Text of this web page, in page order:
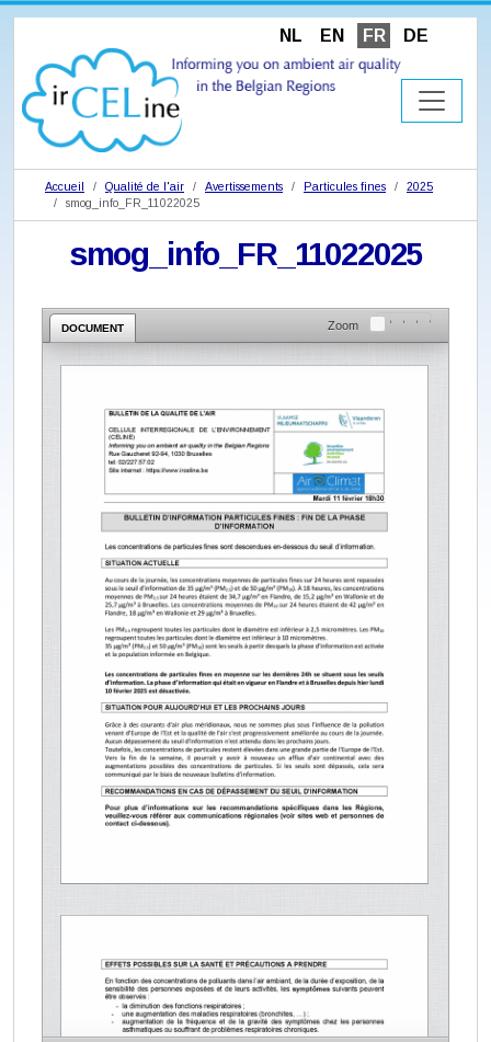
NL EN FR DE
Accueil Qualité de l'air Avertissements Particules fines
2025
smog_info_FR_11022025
smog_info_FR_11022025
DOCUMENT Zoom